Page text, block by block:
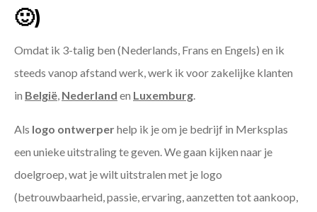
🙂)
Omdat ik 3-talig ben (Nederlands, Frans en Engels) en ik
steeds vanop afstand werk, werk ik voor zakelijke klanten
in België, Nederland en Luxemburg.
Als logo ontwerperhelp ik je om je bedrijf in Merksplas
een unieke uitstraling te geven. We gaan kijken naar je
doelgroep, wat je wilt uitstralen met je logo
(betrouwbaarheid, passie, ervaring, aanzetten tot aankoop,